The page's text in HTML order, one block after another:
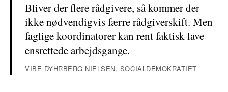
Bliver der flere rådgivere, så kommer der
ikke nødvendigvis færre rådgiverskift. Men
faglige koordinatorer kan rent faktisk lave
ensrettede arbejdsgange.
VIBE DYHRBERG NIELSEN, SOCIALDEMOKRATIET